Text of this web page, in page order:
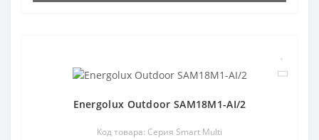
Energolux Outdoor SAM18M1-AI/2
Код товара: Серия Smart Multi